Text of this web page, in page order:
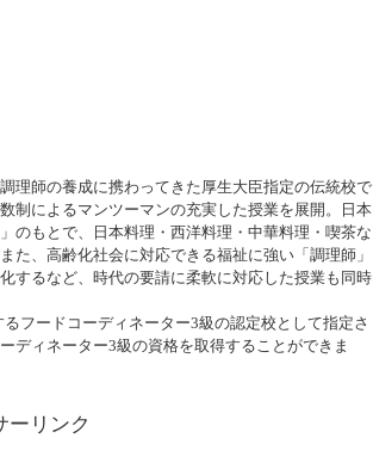
理師の養成に携わってきた厚生大臣指定の伝統校で
制によるマンツーマンの充実した授業を展開。日本
のもとで、日本料理・西洋料理・中華料理・喫茶な
た、高齢化社会に対応できる福祉に強い「調理師」
するなど、時代の要請に柔軟に対応した授業も同時
フードコーディネーター3級の認定校として指定さ
ディネーター3級の資格を取得することができま
ーリンク